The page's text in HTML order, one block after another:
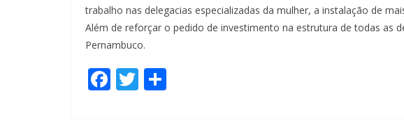
trabalho nas delegacias especializadas da mulher, a instalação de
Além de reforçar o pedido de investimento na estrutura de todas as
Pernambuco.
F T